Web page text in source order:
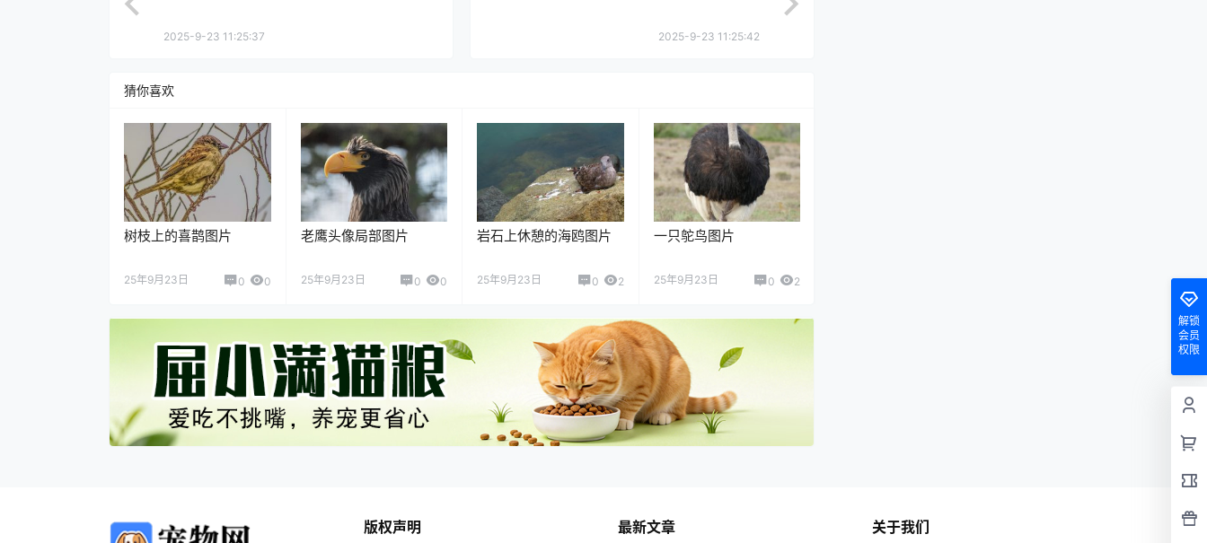
2025-9-23 11:25:37 2025-9-23 11:25:42
猜你喜欢
树枝上的喜鹊图片
25年9月23日 0 0
老鹰头像局部图片
25年9月23日 0 0
岩石上休憩的海鸥图片
25年9月23日 0 2
一只鸵鸟图片
25年9月23日 0 2
解锁
会员
权限
版权声明 最新文章 关于我们